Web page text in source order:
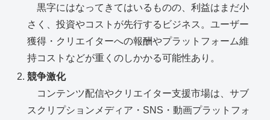
黒字にはなってきてはいるものの、利益はまだ小
さく、投資やコストが先行するビジネス。ユーザー
獲得・クリエイターへの報酬やプラットフォーム維
持コストなどが重くのしかかる可能性あり。
競争激化
コンテンツ配信やクリエイター支援市場は、サブ
スクリプションメディア・SNS・動画プラットフォ